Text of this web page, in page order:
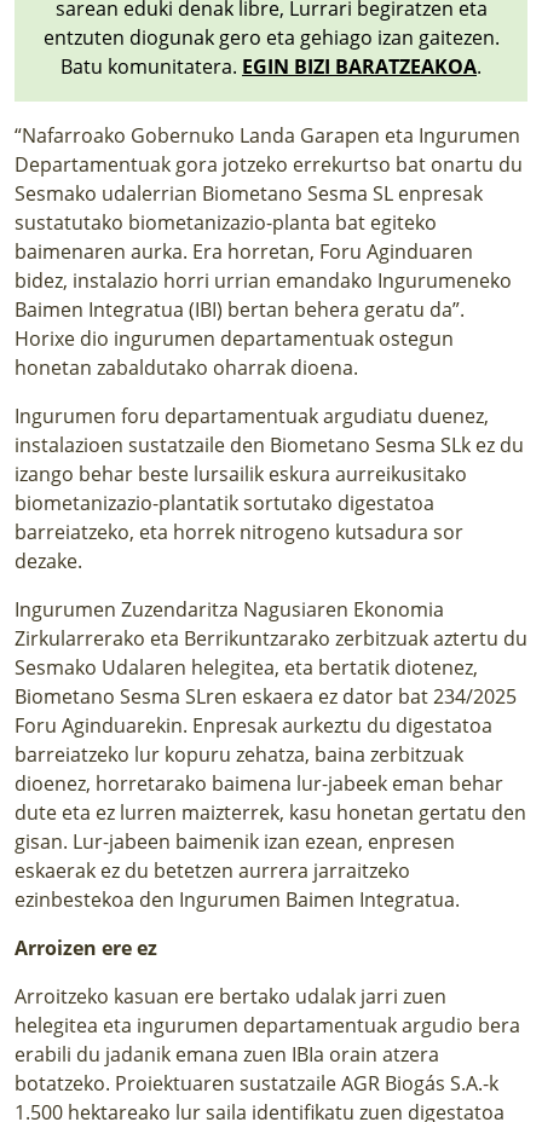
sarean eduki denak libre, Lurrari begiratzen eta
entzuten diogunak gero eta gehiago izan gaitezen.
Batu komunitatera. EGIN BIZI BARATZEAKOA.
“Nafarroako Gobernuko Landa Garapen eta Ingurumen
Departamentuak gora jotzeko errekurtso bat onartu du
Sesmako udalerrian Biometano Sesma SL enpresak
sustatutako biometanizazio-planta bat egiteko
baimenaren aurka. Era horretan, Foru Aginduaren
bidez, instalazio horri urrian emandako Ingurumeneko
Baimen Integratua (IBI) bertan behera geratu da”.
Horixe dio ingurumen departamentuak ostegun
honetan zabaldutako oharrak dioena.
Ingurumen foru departamentuak argudiatu duenez,
instalazioen sustatzaile den Biometano Sesma SLk ez du
izango behar beste lursailik eskura aurreikusitako
biometanizazio-plantatik sortutako digestatoa
barreiatzeko, eta horrek nitrogeno kutsadura sor
dezake.
Ingurumen Zuzendaritza Nagusiaren Ekonomia
Zirkularrerako eta Berrikuntzarako zerbitzuak aztertu du
Sesmako Udalaren helegitea, eta bertatik diotenez,
Biometano Sesma SLren eskaera ez dator bat 234/2025
Foru Aginduarekin. Enpresak aurkeztu du digestatoa
barreiatzeko lur kopuru zehatza, baina zerbitzuak
dioenez, horretarako baimena lur-jabeek eman behar
dute eta ez lurren maizterrek, kasu honetan gertatu den
gisan. Lur-jabeen baimenik izan ezean, enpresen
eskaerak ez du betetzen aurrera jarraitzeko
ezinbestekoa den Ingurumen Baimen Integratua.
Arroizen ere ez
Arroitzeko kasuan ere bertako udalak jarri zuen
helegitea eta ingurumen departamentuak argudio bera
erabili du jadanik emana zuen IBIa orain atzera
botatzeko. Proiektuaren sustatzaile AGR Biogás S.A.-k
1.500 hektareako lur saila identifikatu zuen digestatoa